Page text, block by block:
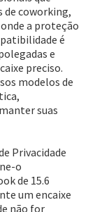
coworking,
a proteção
é
e
preciso.
modelos de
suas
Privacidade
o
de 15.6
um encaixe
não for